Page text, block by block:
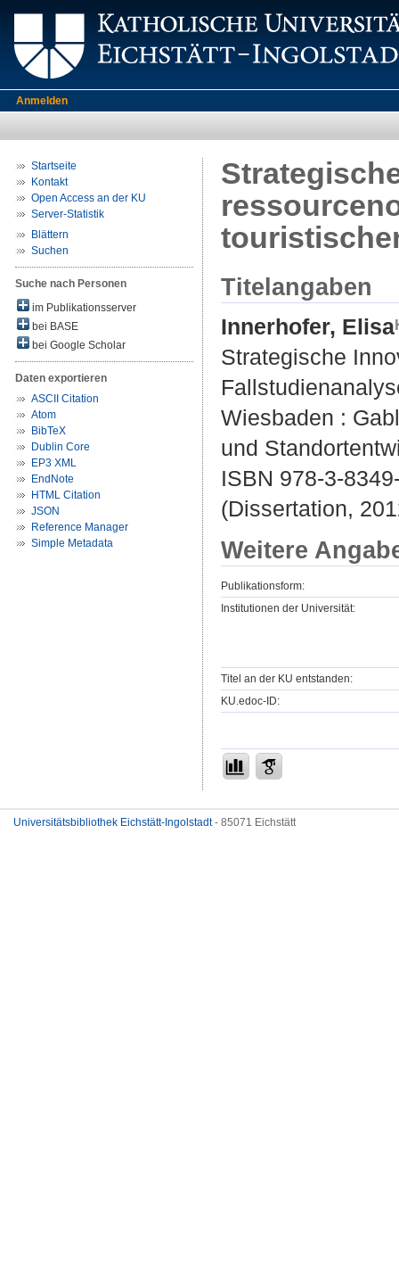
Anmelden
Startseite
Kontakt
Open Access an der KU
Server-Statistik
Blättern
Suchen
Suche nach Personen
im Publikationsserver
bei BASE
bei Google Scholar
Daten exportieren
ASCII Citation
Atom
BibTeX
Dublin Core
EP3 XML
EndNote
HTML Citation
JSON
Reference Manager
Simple Metadata
Titelangaben
Innerhofer, Elisa
Strategische
Wiesbaden :
und
ISBN 978-3-
(Dissertation,
Weitere
Publikationsform:
Institutionen der Universität:
Titel an der KU entstanden:
KU.edoc-ID:
Universitätsbibliothek Eichstätt-Ingolstadt- 85071 Eichstätt